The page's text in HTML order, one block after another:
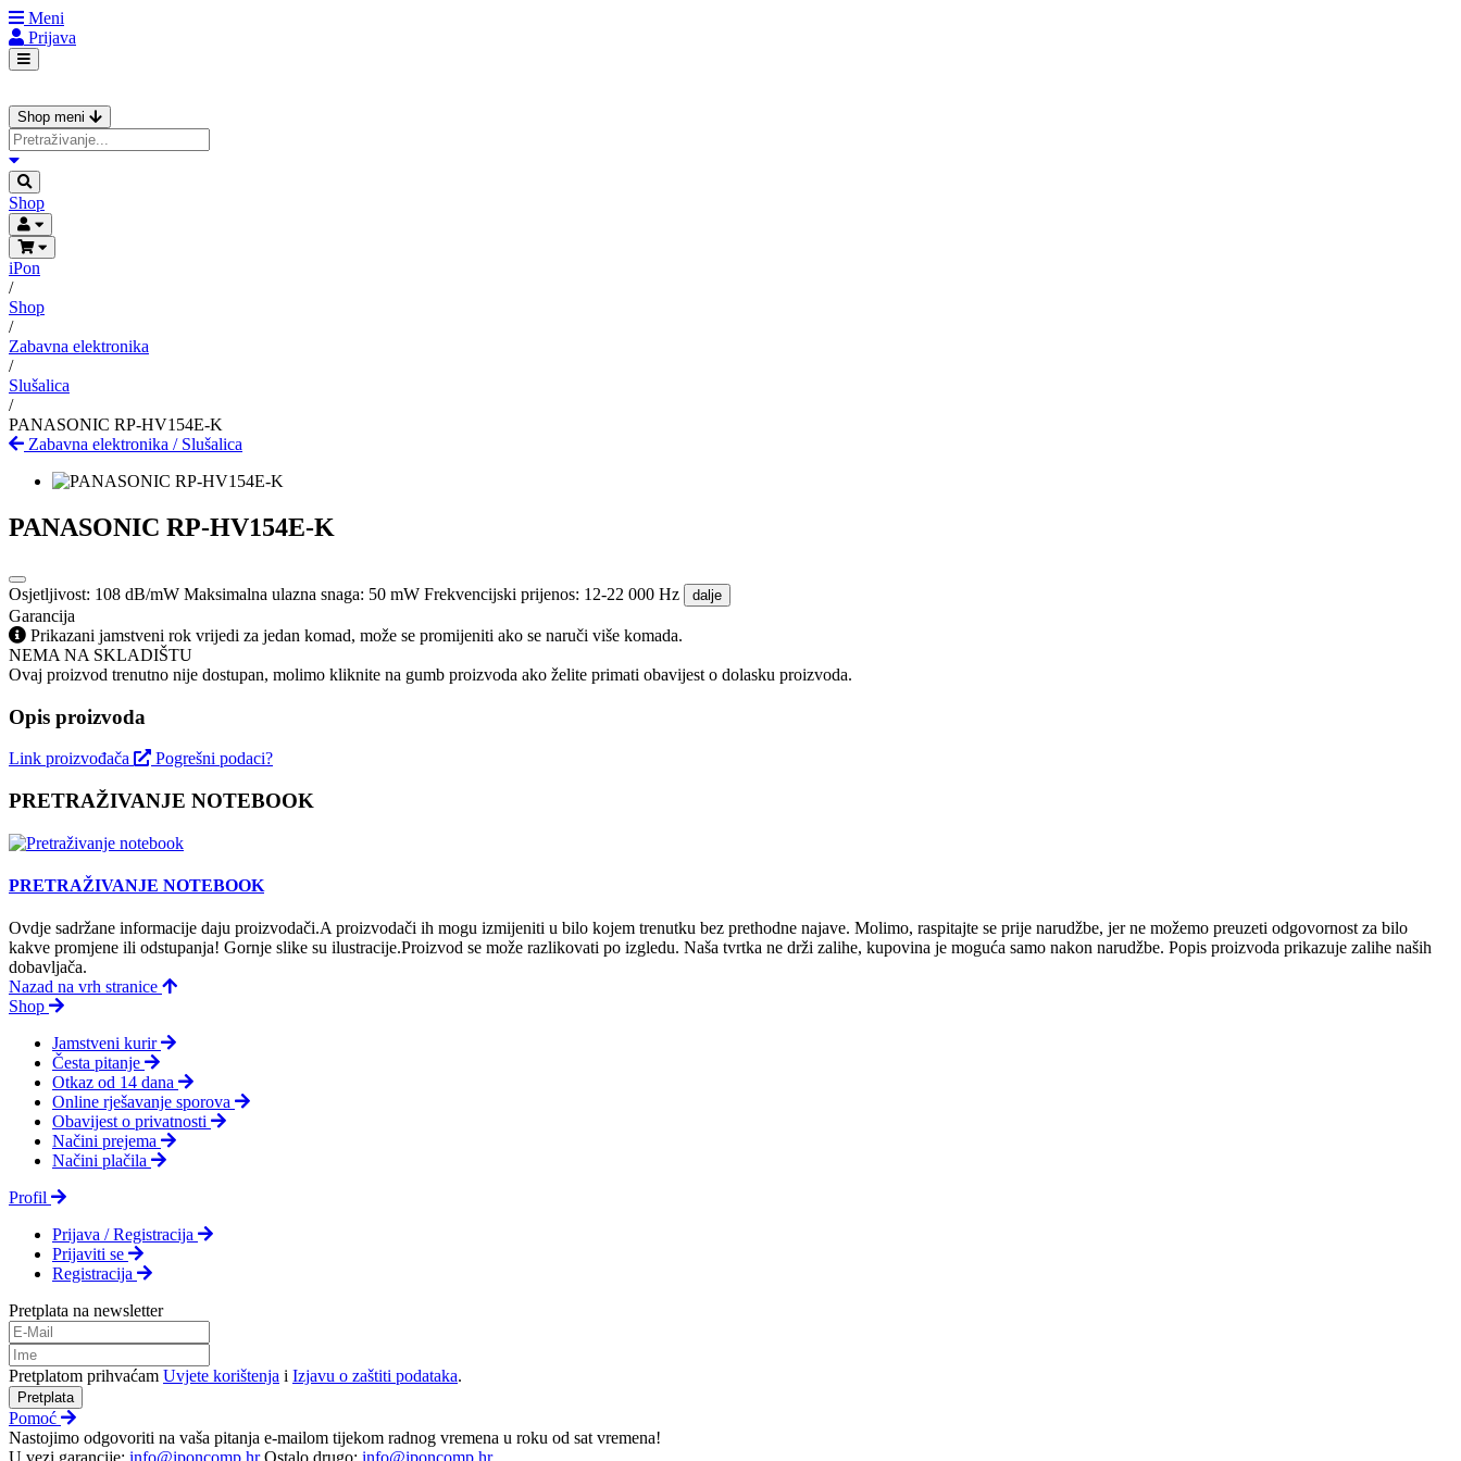
Meni
Prijava
Shop meni
Shop
iPon
/
Shop
/
Zabavna elektronika
/
Slušalica
/
PANASONIC RP-HV154E-K
Zabavna elektronika / Slušalica
PANASONIC RP-HV154E-K
Osjetljivost: 108 dB/mW Maksimalna ulazna snaga: 50 mW Frekvencijski prijenos: 12-22 000 Hz dalje
Garancija
Prikazani jamstveni rok vrijedi za jedan komad, može se promijeniti ako se naruči više komada.
NEMA NA SKLADIŠTU
Ovaj proizvod trenutno nije dostupan, molimo kliknite na gumb proizvoda ako želite primati obavijest o dolasku proizvoda.
Opis proizvoda
Link proizvođača Pogrešni podaci?
PRETRAŽIVANJE NOTEBOOK
PRETRAŽIVANJE NOTEBOOK
Ovdje sadržane informacije daju proizvodači.A proizvodači ih mogu izmijeniti u bilo kojem trenutku bez prethodne najave. Molimo, raspitajte se prije narudžbe, jer ne možemo preuzeti odgovornost za bilo
kakve promjene ili odstupanja! Gornje slike su ilustracije.Proizvod se može razlikovati po izgledu. Naša tvrtka ne drži zalihe, kupovina je moguća samo nakon narudžbe. Popis proizvoda prikazuje zalihe naših
dobavljača.
Nazad na vrh stranice
Shop
Jamstveni kurir
Česta pitanje
Otkaz od 14 dana
Online rješavanje sporova
Obavijest o privatnosti
Načini prejema
Načini plačila
Profil
Prijava / Registracija
Prijaviti se
Registracija
Pretplata na newsletter
Pretplatom prihvaćam Uvjete korištenja i Izjavu o zaštiti podataka.
Pretplata
Pomoć
Nastojimo odgovoriti na vaša pitanja e-mailom tijekom radnog vremena u roku od sat vremena!